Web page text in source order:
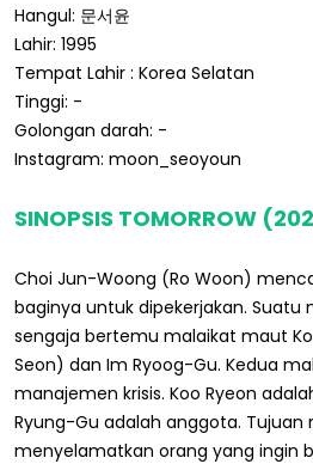
Hangul: 문서윤
Lahir: 1995
Tempat Lahir : Korea Selatan
Tinggi: -
Golongan darah: -
Instagram: moon_seoyoun
SINOPSIS TOMORROW
Choi Jun-Woong (Ro Woon)
baginya untuk dipekerjakan. Suatu
sengaja bertemu malaikat maut
Seon) dan Im Ryoog-Gu. Kedua
manajemen krisis. Koo Ryeon
Ryung-Gu adalah anggota.
menyelamatkan orang yang ingin